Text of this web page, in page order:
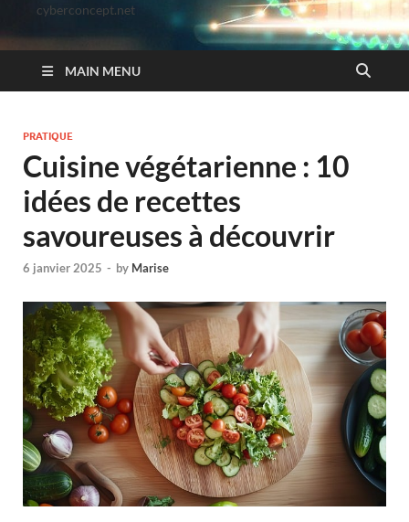
cyberconcept.net
MAIN MENU
PRATIQUE
Cuisine végétarienne : 10
idées de recettes
savoureuses à découvrir
6 janvier 2025 - by Marise